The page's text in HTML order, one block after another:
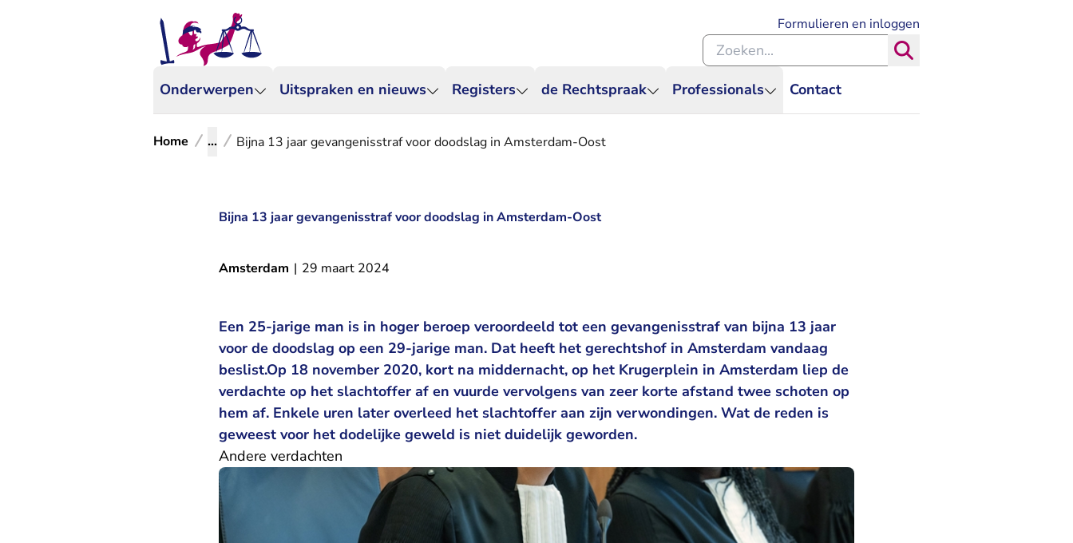
Onderwerpen Uitspraken en nieuws Registers de Rechtspraak Professionals Contact
Formulieren en inloggen
Zoeken binnen de Rechtspraak
Home ... Bijna 13 jaar gevangenisstraf voor doodslag in Amsterdam-Oost
Bijna 13 jaar gevangenisstraf voor doodslag in Amsterdam-Oost
Amsterdam | 29 maart 2024
Een 25-jarige man is in hoger beroep veroordeeld tot een gevangenisstraf van bijna 13 jaar
voor de doodslag op een 29-jarige man. Dat heeft het gerechtshof in Amsterdam vandaag
beslist.Op 18 november 2020, kort na middernacht, op het Krugerplein in Amsterdam liep de
verdachte op het slachtoffer af en vuurde vervolgens van zeer korte afstand twee schoten op
hem af. Enkele uren later overleed het slachtoffer aan zijn verwondingen. Wat de reden is
geweest voor het dodelijke geweld is niet duidelijk geworden.
Andere verdachten